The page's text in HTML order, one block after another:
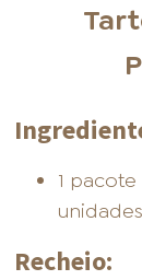
1
Recheio: